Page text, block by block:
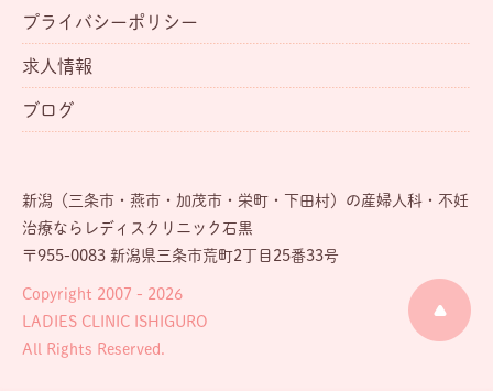
プライバシーポリシー
求人情報
ブログ
新潟（三条市・燕市・加茂市・栄町・下田村）の産婦人科・不妊
治療ならレディスクリニック石黒
〒955-0083 新潟県三条市荒町2丁目25番33号
Copyright 2007 - 2026
LADIES CLINIC ISHIGURO
All Rights Reserved.